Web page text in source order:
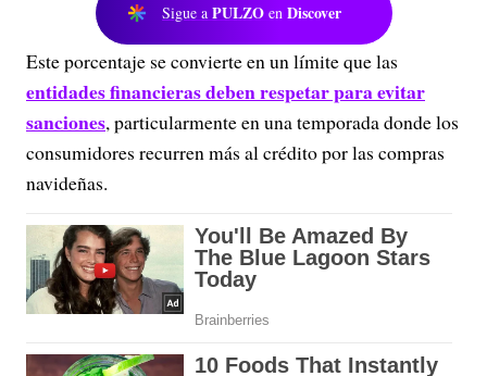
Sigue a PULZO en Discover
Este porcentaje se convierte en un límite que las
entidades financieras deben respetar para evitar
sanciones, particularmente en una temporada donde los
consumidores recurren más al crédito por las compras
navideñas.